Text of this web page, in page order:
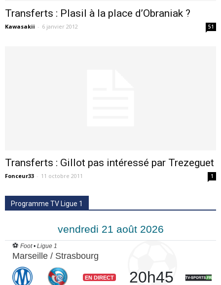
Transferts : Plasil à la place d’Obraniak ?
Kawasakii - 6 janvier 2012 51
Transferts : Gillot pas intéressé par Trezeguet
Fonceur33 - 11 octobre 2011 1
Programme TV Ligue 1